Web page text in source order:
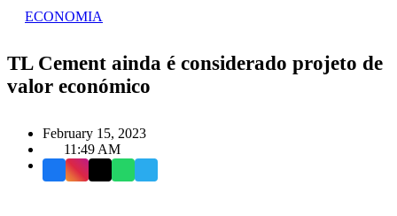
ECONOMIA
TL Cement ainda é considerado projeto de
valor económico
February 15, 2023
11:49 AM
FacebookInstagram